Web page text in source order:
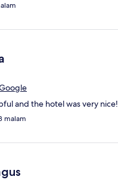
and the hotel was very nice!
malam